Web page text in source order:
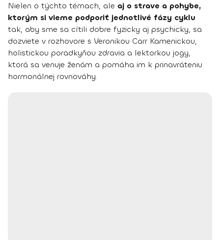
Nielen o týchto témach, ale aj o strave a pohybe,
ktorým si vieme podporiť jednotlivé fázy cyklu
tak, aby sme sa cítili dobre fyzicky aj psychicky, sa
dozviete v rozhovore s Veronikou Carr Kamenickou,
holistickou poradkyňou zdravia a lektorkou jogy,
ktorá sa venuje ženám a pomáha im k prinavráteniu
hormonálnej rovnováhy.